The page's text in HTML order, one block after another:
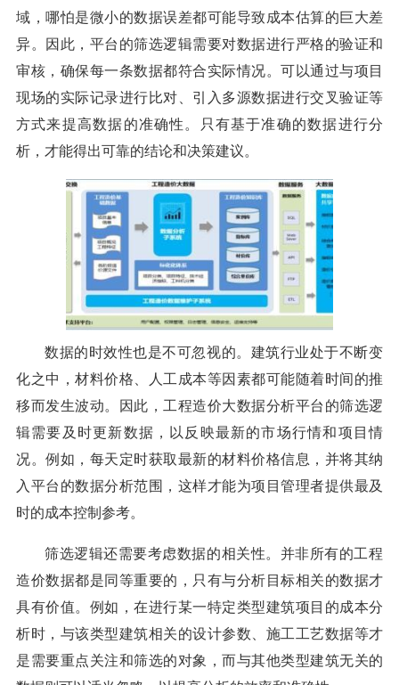
域，哪怕是微小的数据误差都可能导致成本估算的巨大差
异。因此，平台的筛选逻辑需要对数据进行严格的验证和
审核，确保每一条数据都符合实际情况。可以通过与项目
现场的实际记录进行比对、引入多源数据进行交叉验证等
方式来提高数据的准确性。只有基于准确的数据进行分
析，才能得出可靠的结论和决策建议。
数据的时效性也是不可忽视的。建筑行业处于不断变
化之中，材料价格、人工成本等因素都可能随着时间的推
移而发生波动。因此，工程造价大数据分析平台的筛选逻
辑需要及时更新数据，以反映最新的市场行情和项目情
况。例如，每天定时获取最新的材料价格信息，并将其纳
入平台的数据分析范围，这样才能为项目管理者提供最及
时的成本控制参考。
筛选逻辑还需要考虑数据的相关性。并非所有的工程
造价数据都是同等重要的，只有与分析目标相关的数据才
具有价值。例如，在进行某一特定类型建筑项目的成本分
析时，与该类型建筑相关的设计参数、施工工艺数据等才
是需要重点关注和筛选的对象，而与其他类型建筑无关的